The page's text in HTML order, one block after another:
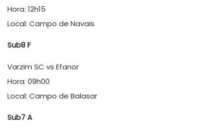
Hora: 12h15
Local: Campo de Navais
Sub8 F
Varzim SC vs Efanor
Hora: 09h00
Local: Campo de Balasar
Sub7 A